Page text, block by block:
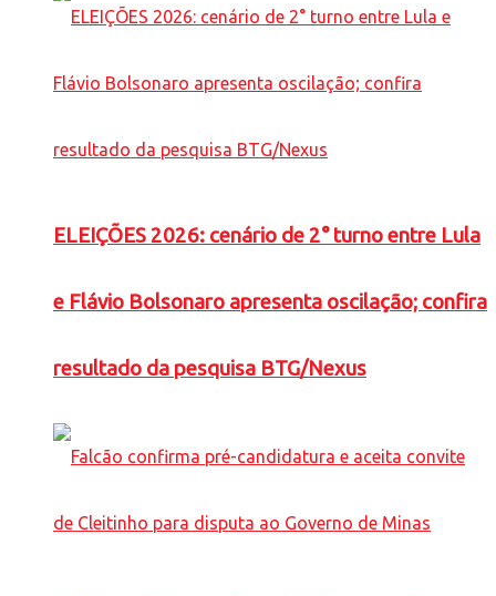
ELEIÇÕES 2026: cenário de 2° turno entre Lula
e Flávio Bolsonaro apresenta oscilação; confira
resultado da pesquisa BTG/Nexus